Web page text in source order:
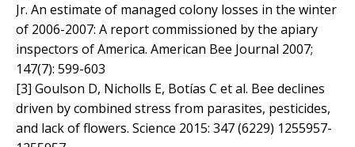
Jr. An estimate of managed colony losses in the winter
of 2006-2007: A report commissioned by the apiary
inspectors of America. American Bee Journal 2007;
147(7): 599-603
[3] Goulson D, Nicholls E, Botías C et al. Bee declines
driven by combined stress from parasites, pesticides,
and lack of flowers. Science 2015: 347 (6229) 1255957-